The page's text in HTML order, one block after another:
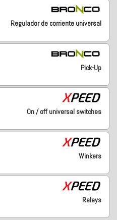
Regulador de corriente universal
Pick-Up
On / off universal switches
Winkers
Relays